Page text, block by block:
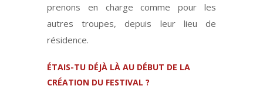
prenons en charge comme pour les
autres troupes, depuis leur lieu de
résidence.
ÉTAIS-TU DÉJÀ LÀ AU DÉBUT DE LA
CRÉATION DU FESTIVAL ?